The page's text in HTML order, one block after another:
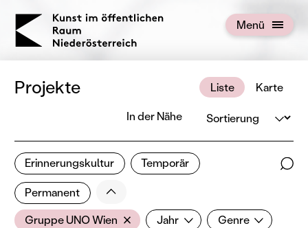
KOERNOE Menü
Menü öffnen
Projekte Liste Karte
1 von 676 Projekten
In der Nähe Sortierung
Erinnerungskultur Temporär
Permanent Weniger
AkteurIn
Gruppe UNO Wien JahrJahr Genre
Genre
Ergebnisse filtern
Filter zurücksetzen